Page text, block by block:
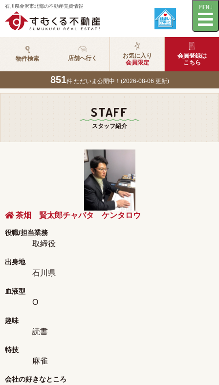
石川県金沢市北部の不動産売買情報 MENU
物件検索 店舗へ行く
お気に入り
会員限定
会員登録は
こちら
851件 ただいま公開中！(2026-08-06 更新)
STAFF
スタッフ紹介
茶畑 賢太郎チャバタ ケンタロウ
役職/担当業務
取締役
出身地
石川県
血液型
O
趣味
読書
特技
麻雀
会社の好きなところ